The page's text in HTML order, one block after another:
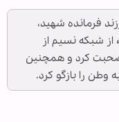
فرمانده شهید،
از شبکه نسیم از
کرد و همچنین
وطن را بازگو کرد.